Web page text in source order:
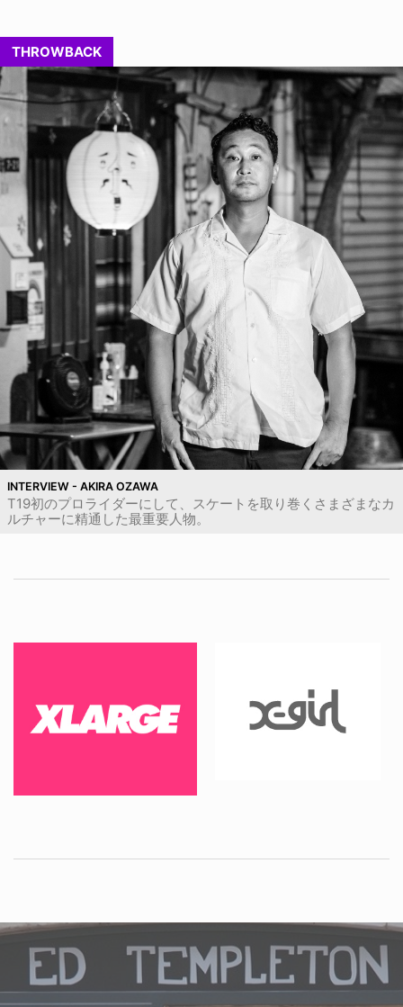
THROWBACK
INTERVIEW - AKIRA OZAWA
T19初のプロライダーにして、スケートを取り巻くさまざまなカ
ルチャーに精通した最重要人物。